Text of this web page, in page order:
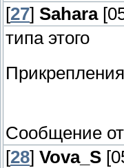
[27] Sahara
типа этого
Сообщение
[28] Vova_S